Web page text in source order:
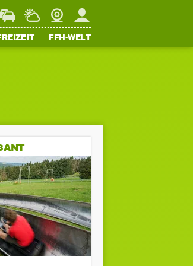
WetterWebcamMein FFH
FFH-WELT